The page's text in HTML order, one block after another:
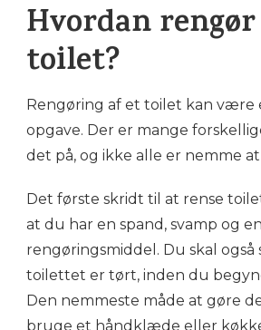
Hvordan
toilet?
Rengøring af et toilet kan være
opgave. Der er mange
det på, og ikke alle er nemme
Det første skridt til at rense
at du har en spand, svamp og
rengøringsmiddel. Du skal også
toilettet er tørt, inden du
Den nemmeste måde at gøre
bruge et håndklæde eller